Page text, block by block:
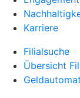
Karriere
Filialsuche
Übersicht